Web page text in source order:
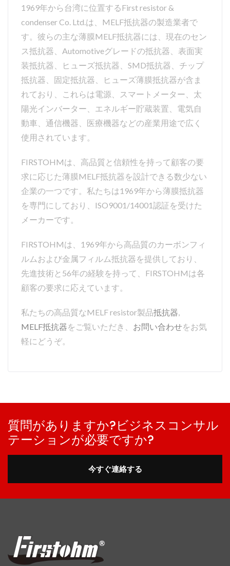
持っています。
1969年から台湾に位置するFirst resistor &
condenser Co. Ltd.は、MELF抵抗器の製造業者で
す。彼らの主な薄膜MELF抵抗器には、現在のセン
ス抵抗器、Automotiveグレードの抵抗器、表面実
装抵抗器、ヒューズ抵抗器、SMD抵抗器、チップ
抵抗器、固定抵抗器、ヒューズ薄膜抵抗器が含ま
れており、これらは電源、スマートメーター、太
陽光インバーター、エネルギー貯蔵装置、電気自
動車、通信機器、医療機器などの産業用途で広く
使用されています。
FIRSTOHMは、高品質と信頼性を持って顧客の要
求に応じた薄膜MELF抵抗器を設計できる数少ない
企業の一つです。私たちは1969年から薄膜抵抗器
を専門にしており、ISO9001/14001認証を受けた
メーカーです。
FIRSTOHMは、1969年から高品質のカーボンフィ
ルムおよび金属フィルム抵抗器を提供しており、
先進技術と56年の経験を持って、FIRSTOHMは各
顧客の要求に応えています。
私たちの高品質なMELF resistor製品抵抗器
MELF抵抗器をご覧いただき、 お問い合わせをお気
軽にどうぞ。
質問がありますか?ビジネスコンサル
テーションが必要ですか?
今すぐ連絡する